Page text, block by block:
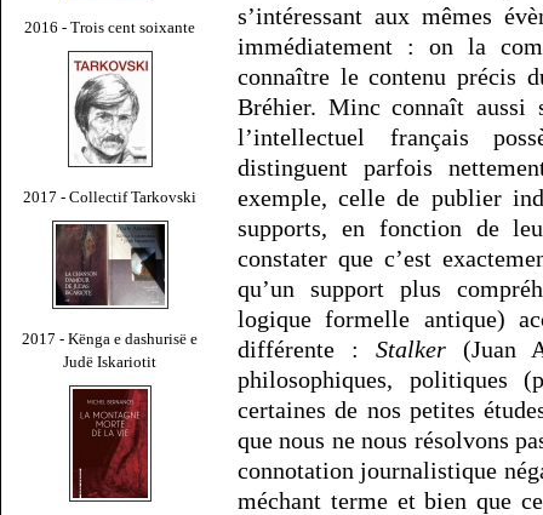
2016 - Trois cent soixante
2017 - Collectif Tarkovski
2017 - Kënga e dashurisë e
Judë Iskariotit
s’intéressant aux mêmes
immédiatement : on la
connaître le contenu précis
Bréhier. Minc connaît aussi
l’intellectuel français
distinguent parfois
exemple, celle de publier
supports, en fonction de
constater que c’est
qu’un support plus
logique formelle antique)
différente : Stalker(Juan
philosophiques, politiques
certaines de nos petites
que nous ne nous résolvons
connotation journalistique
méchant terme et bien que